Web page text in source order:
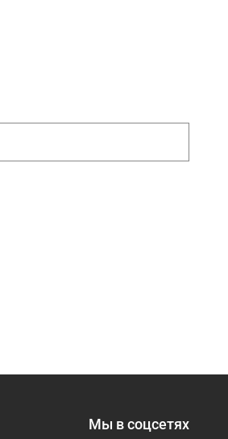
Мы в соцсетях